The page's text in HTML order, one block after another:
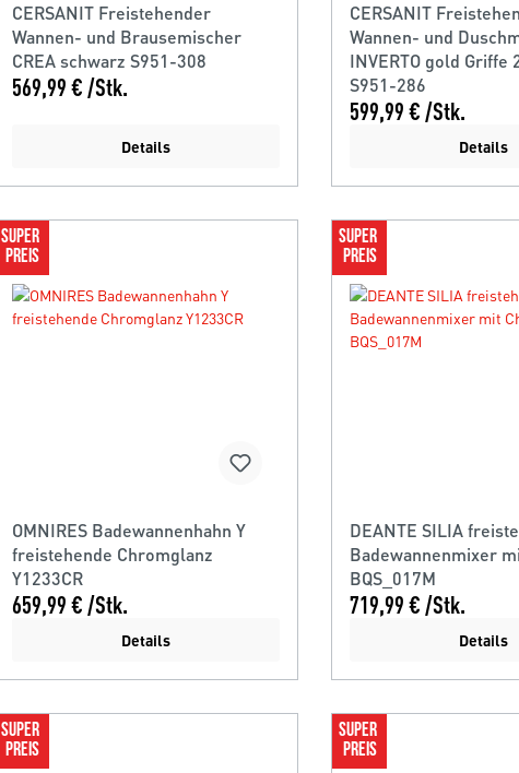
CERSANIT Freistehender
Wannen- und Brausemischer
CREA schwarz S951-308
569,99 € /Stk.
Details
CERSANIT
Wannen- und
INVERTO gold Griffe
S951-286
599,99 € /Stk.
Details
SUPER
PREIS
OMNIRES Badewannenhahn Y
freistehende Chromglanz
Y1233CR
659,99 € /Stk.
Details
SUPER
PREIS
DEANTE SILIA
Badewannenmixer
BQS_017M
719,99 € /Stk.
Details
SUPER
PREIS
SUPER
PREIS